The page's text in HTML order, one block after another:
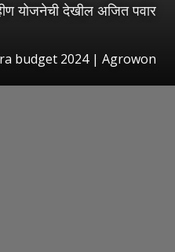
योजनेची देखील अजित पवार
budget 2024 | Agrowon